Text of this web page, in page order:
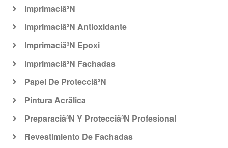
Imprimaciã³N
Imprimaciã³N Antioxidante
Imprimaciã³N Epoxi
Imprimaciã³N Fachadas
Papel De Protecciã³N
Pintura Acrã­lica
Preparaciã³N Y Protecciã³N Profesional
Revestimiento De Fachadas